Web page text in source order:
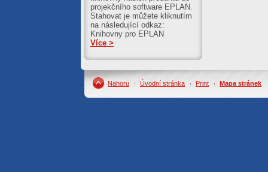
projekčního software EPLAN.
Stahovat je můžete kliknutím
na následující odkaz:
Knihovny pro EPLAN
Více >
Nahoru Úvodní stránka Print Mapa stránek